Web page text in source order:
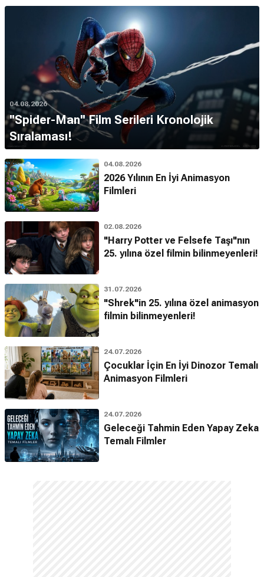
04.08.2026
''Spider-Man'' Film Serileri Kronolojik
Sıralaması!
04.08.2026
2026 Yılının En İyi Animasyon
Filmleri
02.08.2026
"Harry Potter ve Felsefe Taşı"nın
25. yılına özel filmin bilinmeyenleri!
31.07.2026
"Shrek"in 25. yılına özel animasyon
filmin bilinmeyenleri!
24.07.2026
Çocuklar İçin En İyi Dinozor Temalı
Animasyon Filmleri
24.07.2026
Geleceği Tahmin Eden Yapay Zeka
Temalı Filmler